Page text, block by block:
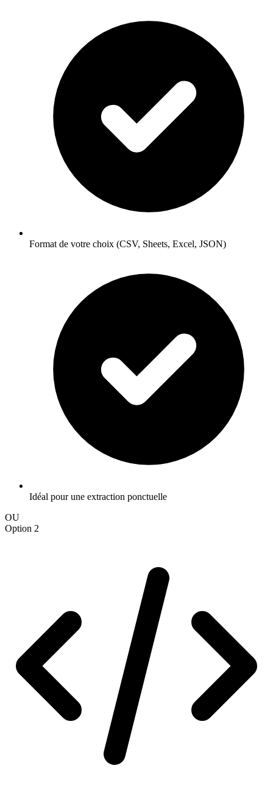
Format de votre choix (CSV, Sheets, Excel, JSON)
Idéal pour une extraction ponctuelle
OU
Option 2